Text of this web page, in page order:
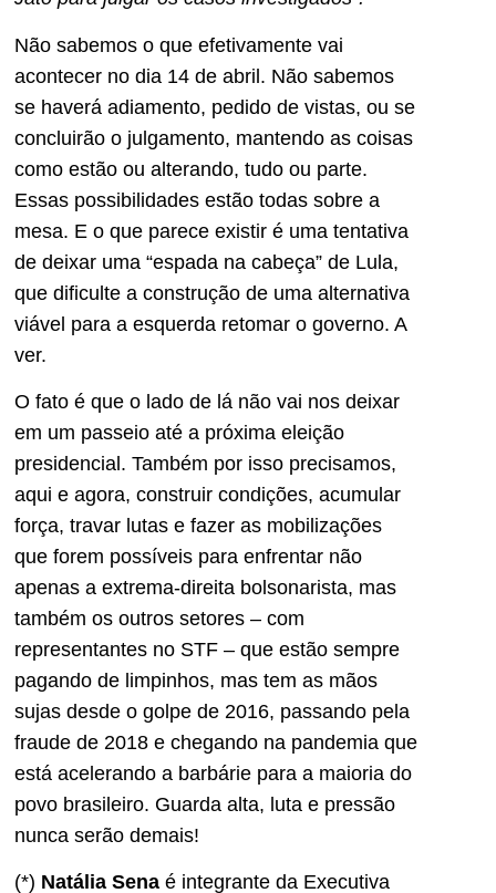
Não sabemos o que efetivamente vai
acontecer no dia 14 de abril. Não sabemos
se haverá adiamento, pedido de vistas, ou se
concluirão o julgamento, mantendo as coisas
como estão ou alterando, tudo ou parte.
Essas possibilidades estão todas sobre a
mesa. E o que parece existir é uma tentativa
de deixar uma “espada na cabeça” de Lula,
que dificulte a construção de uma alternativa
viável para a esquerda retomar o governo. A
ver.
O fato é que o lado de lá não vai nos deixar
em um passeio até a próxima eleição
presidencial. Também por isso precisamos,
aqui e agora, construir condições, acumular
força, travar lutas e fazer as mobilizações
que forem possíveis para enfrentar não
apenas a extrema-direita bolsonarista, mas
também os outros setores – com
representantes no STF – que estão sempre
pagando de limpinhos, mas tem as mãos
sujas desde o golpe de 2016, passando pela
fraude de 2018 e chegando na pandemia que
está acelerando a barbárie para a maioria do
povo brasileiro. Guarda alta, luta e pressão
nunca serão demais!
(*) Natália Sena é integrante da Executiva